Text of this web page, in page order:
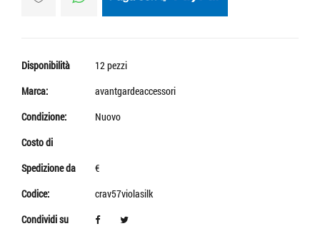
Disponibilità
12 pezzi
Marca:
avantgardeaccessori
Condizione:
Nuovo
Costo di
Spedizione da
€
Codice:
crav57violasilk
Condividi su